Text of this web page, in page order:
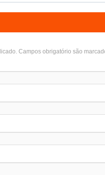
Campos obrigatório são